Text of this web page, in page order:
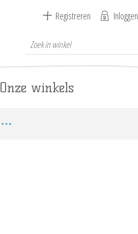
Registreren Inloggen
Onze winkels